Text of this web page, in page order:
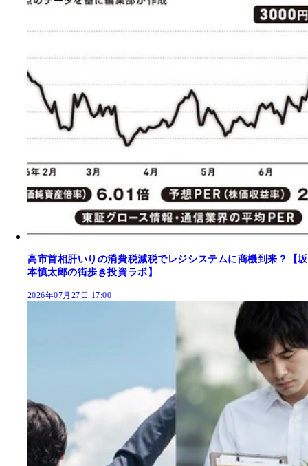
高市首相肝いりの消費税減税でレジシステムに商機到来？【坂
本慎太郎の街歩き投資ラボ】
2026年07月27日 17:00